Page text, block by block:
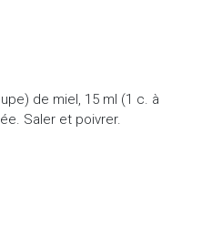
de miel, 15 ml (1 c. à
Saler et poivrer.